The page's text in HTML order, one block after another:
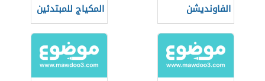
الفاونديشن
المكياج للمبتدئين